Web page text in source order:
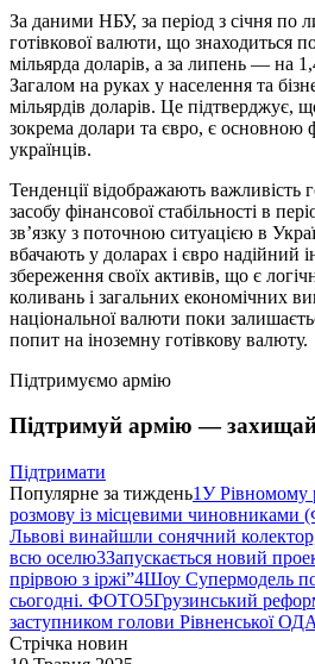
За даними НБУ, за період з січня по
готівкової валюти, що знаходиться
мільярда доларів, а за липень — на
Загалом на руках у населення та
мільярдів доларів. Це підтверджує,
зокрема долари та євро, є
українців.
Тенденції відображають важливість
засобу фінансової стабільності в
зв’язку з поточною ситуацією в
вбачають у доларах і євро надійний
збереження своїх активів, що є
коливань і загальних економічних
національної валюти поки
попит на іноземну готівкову валюту.
Підтримуємо армію
Підтримуй армію —
Підтримати
Популярне за тиждень1У Рівномому
розмову із місцевими
Львові винайшли сонячний
всю оселю3Запускається новий
прірвою з іржі”4Шоу Супермодель
сьогодні. ФОТО5Грузинський
заступником голови Рівненської ОДА
Стрічка новин